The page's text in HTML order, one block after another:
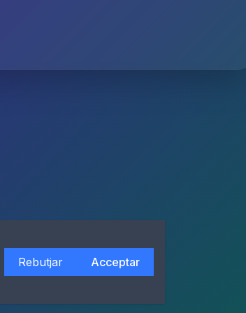
Rebutjar Acceptar